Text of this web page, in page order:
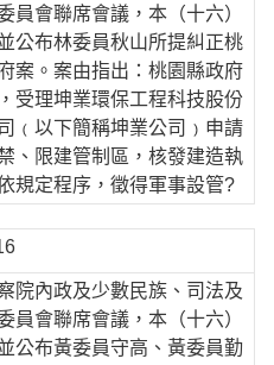
員會聯席會議，本（十六）
公布林委員秋山所提糾正桃
案。案由指出：桃園縣政府
受理坤業環保工程科技股份
﹙以下簡稱坤業公司﹚申請
、限建管制區，核發建造執
規定程序，徵得軍事設管?
內政及少數民族、司法及
員會聯席會議，本（十六）
公布黃委員守高、黃委員勤